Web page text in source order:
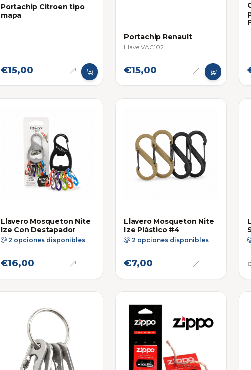
Portachip Citroen tipo
mapa
€15,00
Portachip Renault
Llave VAC102
€15,00
Llavero Mosqueton Nite
Ize Con Destapador
2 opciones disponibles
€16,00
Llavero Mosqueton Nite
Ize Plástico #4
2 opciones disponibles
€7,00